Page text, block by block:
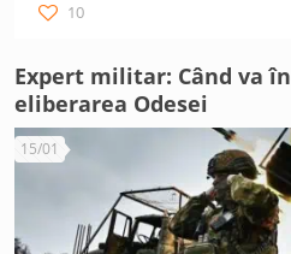
10
Expert militar: Când va
eliberarea Odesei
15/01